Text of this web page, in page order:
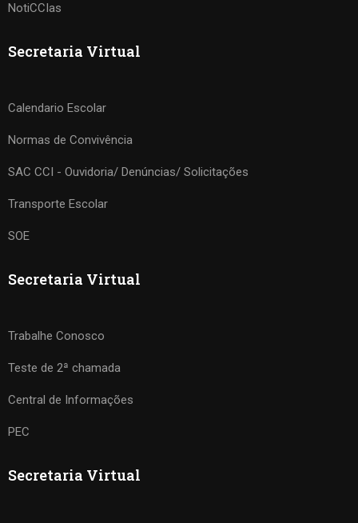
NotiCCIas
Secretaria Virtual
Calendario Escolar
Normas de Convivência
SAC CCI - Ouvidoria/ Denúncias/ Solicitações
Transporte Escolar
SOE
Secretaria Virtual
Trabalhe Conosco
Teste de 2ª chamada
Central de Informações
PEC
Secretaria Virtual